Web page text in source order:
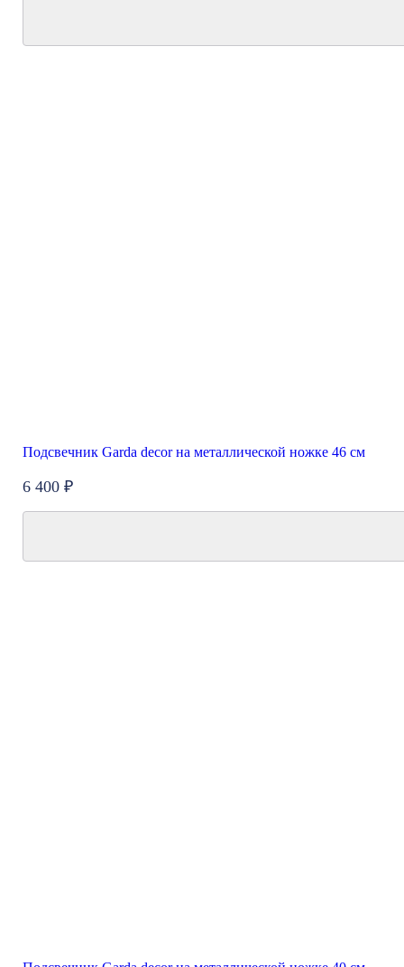
Подсвечник Garda decor на металлической ножке 46 см
6 400 ₽